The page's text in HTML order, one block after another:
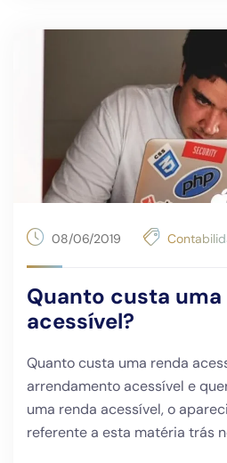
08/06/2019
Quanto custa uma
acessível?
Quanto custa uma renda
arrendamento acessível e
uma renda acessível, o
referente a esta matéria trás